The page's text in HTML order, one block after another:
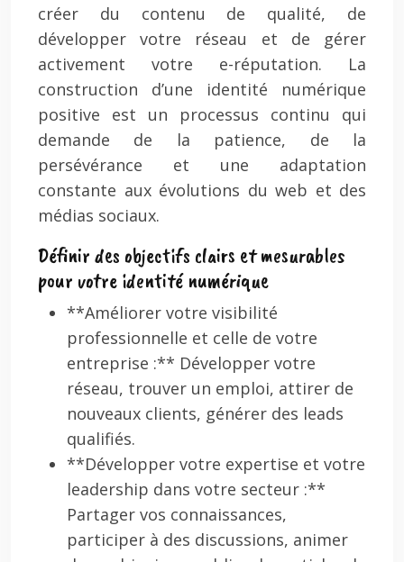
créer du contenu de qualité, de
développer votre réseau et de gérer
activement votre e-réputation. La
construction d’une identité numérique
positive est un processus continu qui
demande de la patience, de la
persévérance et une adaptation
constante aux évolutions du web et des
médias sociaux.
Définir des objectifs clairs et mesurables
pour votre identité numérique
**Améliorer votre visibilité
professionnelle et celle de votre
entreprise :** Développer votre
réseau, trouver un emploi, attirer de
nouveaux clients, générer des leads
qualifiés.
**Développer votre expertise et votre
leadership dans votre secteur :**
Partager vos connaissances,
participer à des discussions, animer